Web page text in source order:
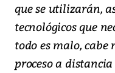
que se utilizarán,
tecnológicos que
todo es malo, cabe
proceso a